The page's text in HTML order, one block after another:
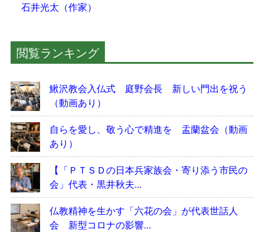
石井光太（作家）
閲覧ランキング
鰍沢教会入仏式 庭野会長 新しい門出を祝う
（動画あり）
自らを愛し、敬う心で精進を 盂蘭盆会（動画
あり）
【「ＰＴＳＤの日本兵家族会・寄り添う市民の
会」代表・黒井秋夫...
仏教精神を生かす「六花の会」が代表世話人
会 新型コロナの影響...